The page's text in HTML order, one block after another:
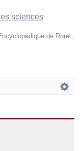
sciences
de Roret